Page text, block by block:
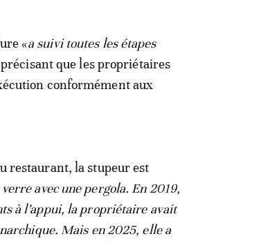
«a suivi toutes les étapes
que les propriétaires
conformément aux
restaurant, la stupeur est
avec une pergola. En 2019,
à l’appui, la propriétaire avait
Mais en 2025, elle a